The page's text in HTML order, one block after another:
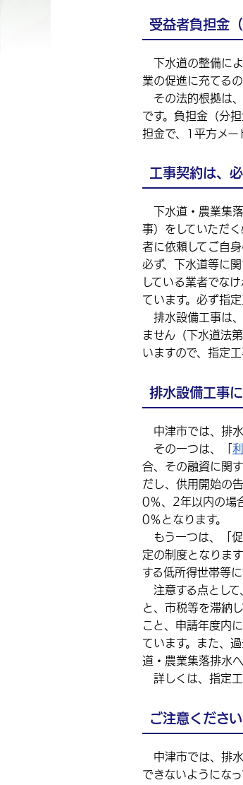
受益者負担金
下水道の整備によ
業の促進に充てる
その法的根拠は
です。負担金（分
担金で、1平方メー
工事契約は、
下水道・農業集落
事）をしていただ
者に依頼してご自
必ず、下水道等に
している業者でな
ています。必ず指
排水設備工事は、
ません（下水道法
いますので、指定
排水設備工事
中津市では、排水
その一つは、「
合、その融資に関
だし、供用開始の
0％、2年以内の場
0％となります。
もう一つは、「
定の制度となりま
する低所得世帯等
注意する点として
と、市税等を滞納
こと、申請年度内
ています。また、
道・農業集落排水
詳しくは、指定工
ご注意ください
中津市では、排水
できないようにな